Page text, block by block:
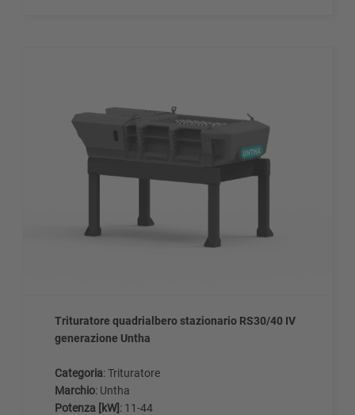
Trituratore quadrialbero stazionario RS30/40 IV
generazione Untha
Categoria: Trituratore
Marchio: Untha
Potenza [kW]: 11-44